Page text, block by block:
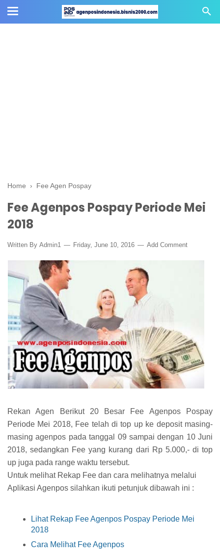
Home › Fee Agen Pospay
Fee Agenpos Pospay Periode Mei
2018
Written By Admin1 Friday, June 10, 2016 Add Comment
Rekan Agen Berikut 20 Besar Fee Agenpos Pospay
Periode Mei 2018, Fee telah di top up ke deposit masing-
masing agenpos pada tanggal 09 sampai dengan 10 Juni
2018, sedangkan Fee yang kurang dari Rp 5.000,- di top
up juga pada range waktu tersebut.
Untuk melihat Rekap Fee dan cara melihatnya melalui
Aplikasi Agenpos silahkan ikuti petunjuk dibawah ini :
Lihat Rekap Fee Agenpos Pospay Periode Mei
2018
Cara Melihat Fee Agenpos